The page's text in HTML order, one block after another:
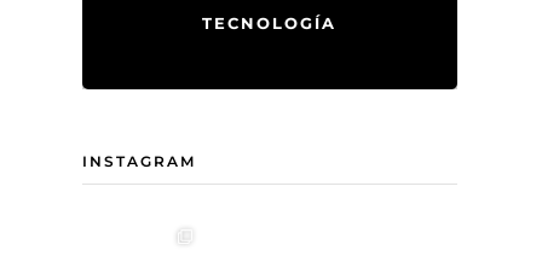
TECNOLOGÍA
INSTAGRAM